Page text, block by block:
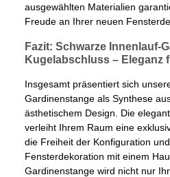
ausgewählten Materialien
Freude an Ihrer neuen
Fazit: Schwarze Innenlauf-
Kugelabschluss – Eleganz
Insgesamt präsentiert sich
Gardinenstange als Synthese
ästhetischem Design. Die
verleiht Ihrem Raum eine
die Freiheit der Konfiguration
Fensterdekoration mit einem
Gardinenstange wird nicht nur